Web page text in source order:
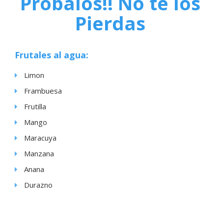
Pierdas
Frutales al agua:
Limon
Frambuesa
Frutilla
Mango
Maracuya
Manzana
Anana
Durazno